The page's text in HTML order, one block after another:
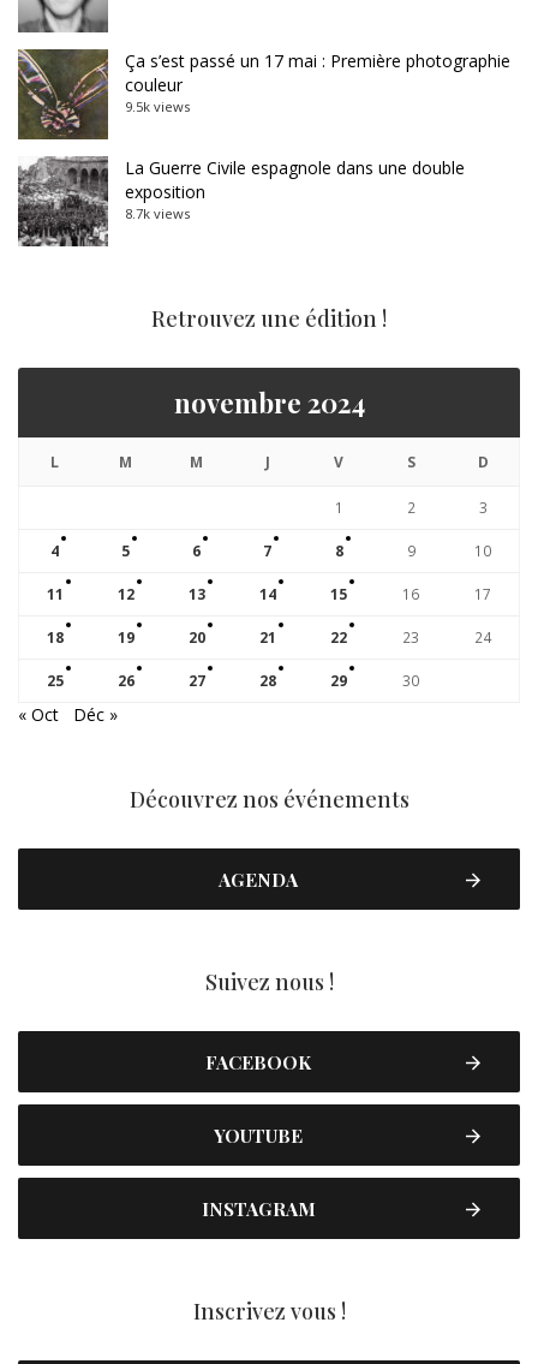
Ça s’est passé un 17 mai : Première photographie
couleur
9.5k views
La Guerre Civile espagnole dans une double
exposition
8.7k views
Retrouvez une édition !
novembre 2024
L M M J V S D
1 2 3
4 5 6 7 8 9 10
11 12 13 14 15 16 17
18 19 20 21 22 23 24
25 26 27 28 29 30
« Oct Déc »
Découvrez nos événements
AGENDA
Suivez nous !
FACEBOOK
YOUTUBE
INSTAGRAM
Inscrivez vous !